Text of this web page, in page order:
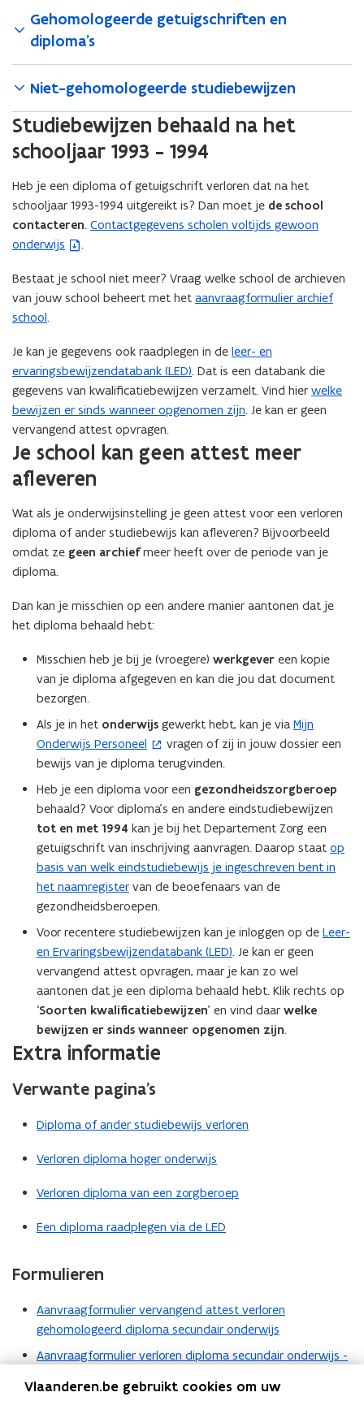
Gehomologeerde getuigschriften en
diploma's
Niet-gehomologeerde studiebewijzen
Studiebewijzen behaald na het
schooljaar 1993 - 1994
Heb je een diploma of getuigschrift verloren dat na het
schooljaar 1993-1994 uitgereikt is? Dan moet je de school
contacteren. Contactgegevens scholen voltijds gewoon
onderwijs
(
s
t
o
e
t
i
n
i
e
v
e
n
s
r
)
.
Bestaat je school niet meer? Vraag welke school de archieven
van jouw school beheert met het aanvraagformulier archief
school.
Je kan je gegevens ook raadplegen in de leer- en
ervaringsbewijzendatabank (LED). Dat is een databank die
gegevens van kwalificatiebewijzen verzamelt. Vind hier welke
bewijzen er sinds wanneer opgenomen zijn. Je kan er geen
vervangend attest opvragen.
Je school kan geen attest meer
afleveren
Wat als je onderwijsinstelling je geen attest voor een verloren
diploma of ander studiebewijs kan afleveren? Bijvoorbeeld
omdat ze geen archiefmeer heeft over de periode van je
diploma.
Dan kan je misschien op een andere manier aantonen dat je
het diploma behaald hebt:
Misschien heb je bij je (vroegere) werkgever een kopie
van je diploma afgegeven en kan die jou dat document
bezorgen.
Als je in het onderwijs gewerkt hebt, kan je via Mijn
Onderwijs Personeel
(
o
e
n
t
i
n
u
w
v
e
n
vragen of zij in jouw dossier een
bewijs van je diploma terugvinden.
Heb je een diploma voor een gezondheidszorgberoep
behaald? Voor diploma’s en andere eindstudiebewijzen
tot en met 1994 kan je bij het Departement Zorg een
getuigschrift van inschrijving aanvragen. Daarop staat op
basis van welk eindstudiebewijs je ingeschreven bent in
het naamregister van de beoefenaars van de
gezondheidsberoepen.
Voor recentere studiebewijzen kan je inloggen op de Leer-
en Ervaringsbewijzendatabank (LED). Je kan er geen
vervangend attest opvragen, maar je kan zo wel
aantonen dat je een diploma behaald hebt. Klik rechts op
‘Soorten kwalificatiebewijzen’ en vind daar welke
bewijzen er sinds wanneer opgenomen zijn.
Extra informatie
Verwante pagina’s
Diploma of ander studiebewijs verloren
Verloren diploma hoger onderwijs
Verloren diploma van een zorgberoep
Een diploma raadplegen via de LED
Formulieren
Aanvraagformulier vervangend attest verloren
gehomologeerd diploma secundair onderwijs
Aanvraagformulier verloren diploma secundair onderwijs -
Vlaanderen.be gebruikt cookies om uw